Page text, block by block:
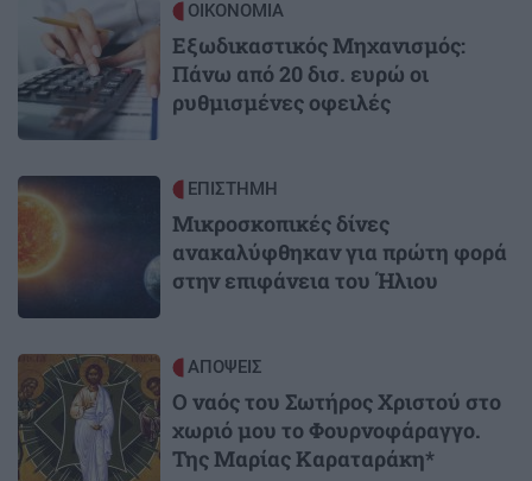
ΟΙΚΟΝΟΜΙΑ
Εξωδικαστικός Μηχανισμός:
Πάνω από 20 δισ. ευρώ οι
ρυθμισμένες οφειλές
Image ΕΠΙΣΤΗΜΗ
Μικροσκοπικές δίνες
ανακαλύφθηκαν για πρώτη φορά
στην επιφάνεια του Ήλιου
Image ΑΠΟΨΕΙΣ
Ο ναός του Σωτήρος Χριστού στο
χωριό μου το Φουρνοφάραγγο.
Της Μαρίας Καραταράκη*